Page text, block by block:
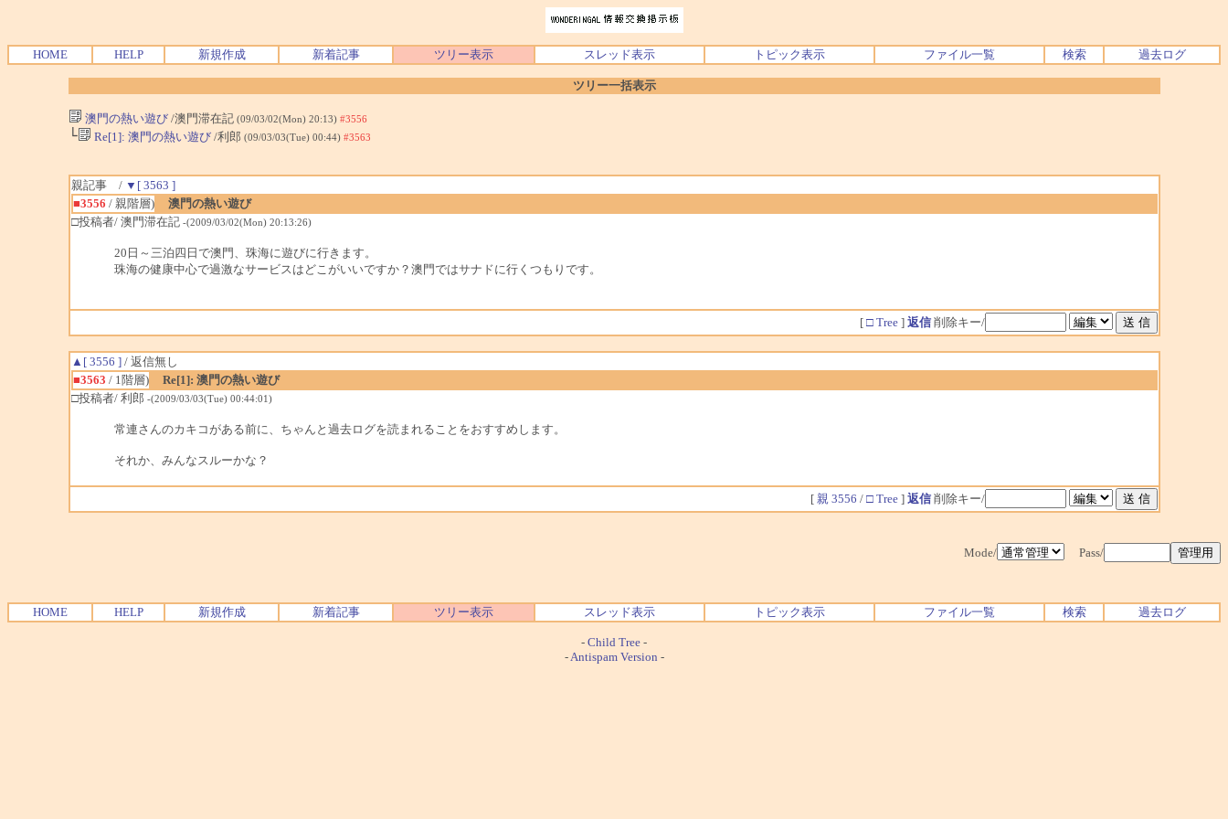
HOME HELP 新規作成 新着記事 ツリー表示 スレッド表示 トピック表示 ファイル一覧 検索 過去ログ
ツリー一括表示
澳門の熱い遊び/澳門滞在記 (09/03/02(Mon) 20:13) #3556
└ Re[1]: 澳門の熱い遊び/利郎 (09/03/03(Tue) 00:44) #3563
親記事 / ▼[ 3563 ]
■3556 / 親階層)
澳門の熱い遊び
□投稿者/ 澳門滞在記 -(2009/03/02(Mon) 20:13:26)
20日～三泊四日で澳門、珠海に遊びに行きます。
珠海の健康中心で過激なサービスはどこがいいですか？澳門ではサナドに行くつもりです。
[ □ Tree] 返信 削除キー/
▲[ 3556 ]/ 返信無し
■3563 / 1階層)
Re[1]: 澳門の熱い遊び
□投稿者/ 利郎 -(2009/03/03(Tue) 00:44:01)
常連さんのカキコがある前に、ちゃんと過去ログを読まれることをおすすめします。
それか、みんなスルーかな？
[ 親 3556 / □ Tree] 返信 削除キー/
Mode/ Pass/
HOME HELP 新規作成 新着記事 ツリー表示 スレッド表示 トピック表示 ファイル一覧 検索 過去ログ
- Child Tree -
- Antispam Version -